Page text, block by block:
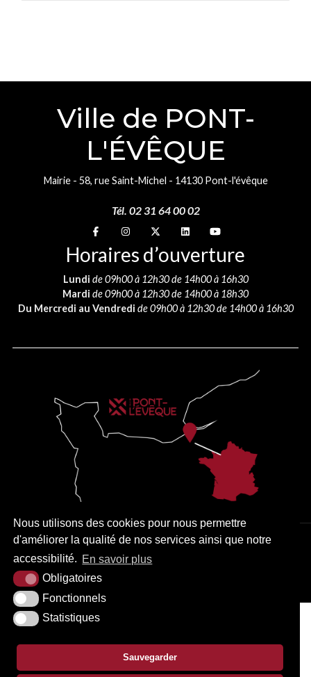
Nous utilisons des cookies pour nous permettre
d'améliorer la qualité de nos services ainsi que notre
accessibilité. En savoir plus
Obligatoires
Fonctionnels
Statistiques
Sauvegarder
Ville de PONT-
L'ÉVÊQUE
Mairie - 58, rue Saint-Michel - 14130 Pont-l'évêque
Tél. 02 31 64 00 02
Suivez-nous sur
Suivez-nous sur
Suivez-nous sur
Suivez-nous sur
Suivez-nous sur
Horaires d’ouverture
Lundi de 09h00 à 12h30 de 14h00 à 16h30
Mardi de 09h00 à 12h30 de 14h00 à 18h30
Du Mercredi au Vendredi de 09h00 à 12h30 de 14h00 à 16h30
PLAN DU SITE MENTIONS LÉGALES ACCESSIBILITÉ